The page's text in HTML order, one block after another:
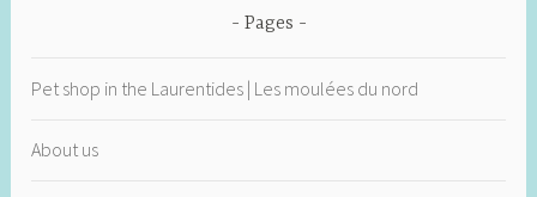
Pages
Pet shop in the Laurentides | Les moulées du nord
About us